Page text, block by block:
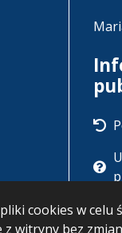
cookies w celu
witryny bez